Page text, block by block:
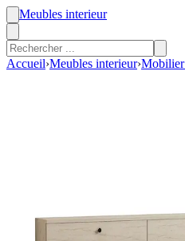
Meubles interieur
Accueil›Meubles interieur›Mobilier